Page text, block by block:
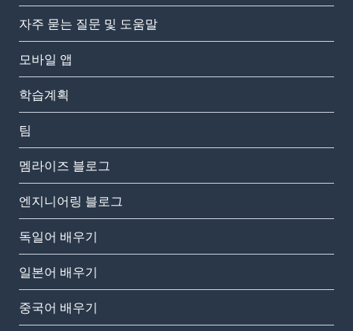
자주 묻는 질문 및 도움말
모바일 앱
학습계획
팀
멤라이즈 블로그
엔지니어링 블로그
독일어 배우기
일본어 배우기
중국어 배우기